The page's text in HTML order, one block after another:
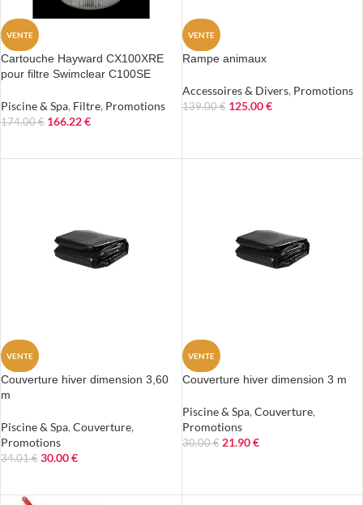
VENTE
Cartouche Hayward CX100XRE
pour filtre Swimclear C100SE
Piscine & Spa, Filtre, Promotions
174.00€ 166.22€
VENTE
Rampe animaux
Accessoires & Divers, Promotions
139.00€ 125.00€
VENTE
Couverture hiver dimension 3,60
m
Piscine & Spa, Couverture,
Promotions
34.01€ 30.00€
VENTE
Couverture hiver dimension 3 m
Piscine & Spa, Couverture,
Promotions
30.00€ 21.90€